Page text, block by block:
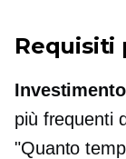
Requisiti
più frequenti
"Quanto